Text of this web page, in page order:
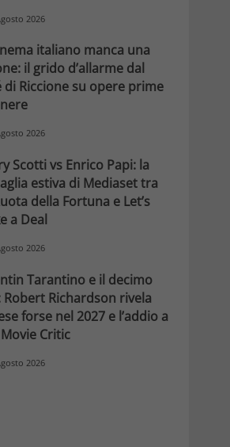
2026
italiano manca una
il grido d’allarme dal
di Riccione su opere prime
2026
Scotti vs Enrico Papi: la
estiva di Mediaset tra
della Fortuna e Let’s
a Deal
2026
Tarantino e il decimo
Robert Richardson rivela
forse nel 2027 e l’addio a
Critic
2026